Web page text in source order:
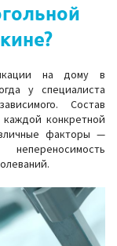
на дому в
у специалиста
Состав
конкретной
факторы —